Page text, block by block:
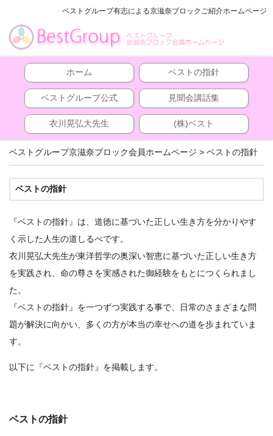
ベストグループ有志による京滋奈ブロックご紹介ホームページ
ホーム ベストの指針
ベストグループ公式 見聞会講話集
衣川晃弘大先生 (株)ベスト
ベストグループ京滋奈ブロック会員ホームページ > ベストの指針
ベストの指針
『ベストの指針』は、道徳に基づいた正しい生き方を分かりやす
く示した人生の道しるべです。
衣川晃弘大先生が東洋哲学の奥深い智恵に基づいた正しい生き方
を実践され、命の尊さを実感された御経験をもとにつくられまし
た。
『ベストの指針』を一つずつ実践する事で、日常のさまざまな問
題が解決に向かい、多くの方が本当の幸せへの道を歩まれていま
す。
以下に『ベストの指針』を掲載します。
ベストの指針